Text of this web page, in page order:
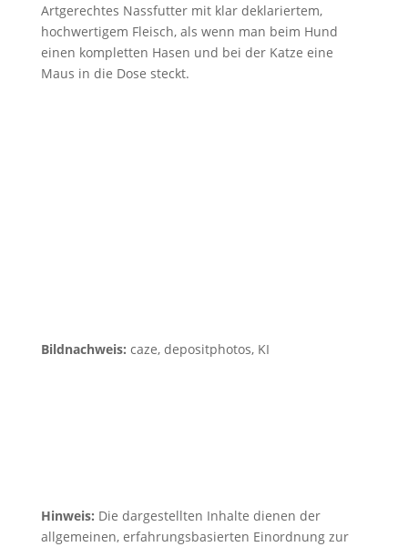
Artgerechtes Nassfutter mit klar deklariertem,
hochwertigem Fleisch, als wenn man beim Hund
einen kompletten Hasen und bei der Katze eine
Maus in die Dose steckt.
Bildnachweis: caze, depositphotos, KI
Hinweis: Die dargestellten Inhalte dienen der
allgemeinen, erfahrungsbasierten Einordnung zur